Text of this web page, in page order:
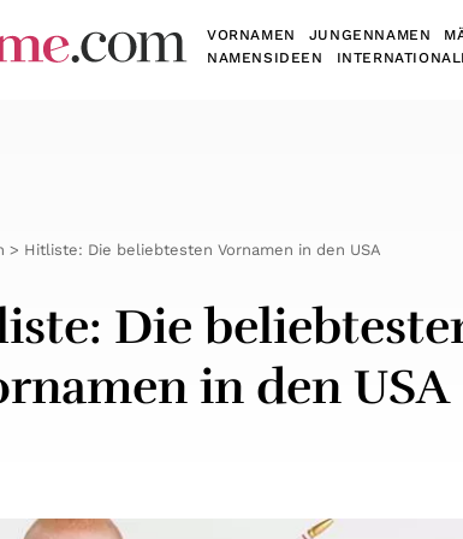
VORNAMEN JUNGENNAMEN
NAMENSIDEEN
Hitliste: Die beliebtesten Vornamen in den USA
Die
in den USA